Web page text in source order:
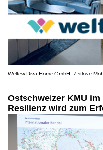
Weltew Diva Home GmbH: Zeitlose
Ostschweizer KMU
Resilienz wird zum